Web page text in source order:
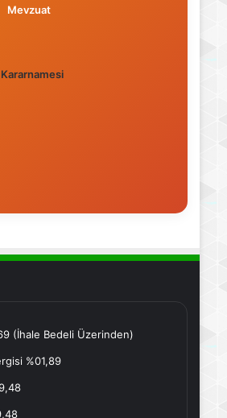
Mevzuat
(İhale Bedeli Üzerinden)
%01,89